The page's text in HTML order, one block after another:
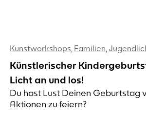
Kunstworkshops, Familien,
Künstlerischer
Licht an und los!
Du hast Lust Deinen Geburtstag
Aktionen zu feiern?